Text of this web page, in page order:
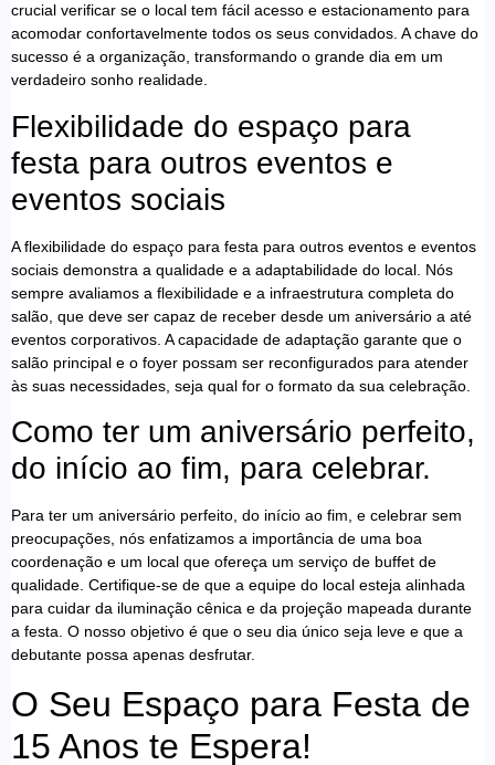
crucial verificar se o local tem fácil acesso e estacionamento para
acomodar confortavelmente todos os seus convidados. A chave do
sucesso é a organização, transformando o grande dia em um
verdadeiro sonho realidade.
Flexibilidade do espaço para
festa para outros eventos e
eventos sociais
A flexibilidade do espaço para festa para outros eventos e eventos
sociais demonstra a qualidade e a adaptabilidade do local. Nós
sempre avaliamos a flexibilidade e a infraestrutura completa do
salão, que deve ser capaz de receber desde um aniversário a até
eventos corporativos. A capacidade de adaptação garante que o
salão principal e o foyer possam ser reconfigurados para atender
às suas necessidades, seja qual for o formato da sua celebração.
Como ter um aniversário perfeito,
do início ao fim, para celebrar.
Para ter um aniversário perfeito, do início ao fim, e celebrar sem
preocupações, nós enfatizamos a importância de uma boa
coordenação e um local que ofereça um serviço de buffet de
qualidade. Certifique-se de que a equipe do local esteja alinhada
para cuidar da iluminação cênica e da projeção mapeada durante
a festa. O nosso objetivo é que o seu dia único seja leve e que a
debutante possa apenas desfrutar.
O Seu Espaço para Festa de
15 Anos te Espera!